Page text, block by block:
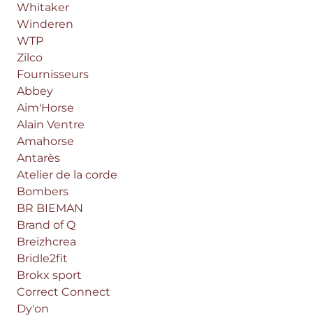
Whitaker
Winderen
WTP
Zilco
Fournisseurs
Abbey
Aim'Horse
Alain Ventre
Amahorse
Antarès
Atelier de la corde
Bombers
BR BIEMAN
Brand of Q
Breizhcrea
Bridle2fit
Brokx sport
Correct Connect
Dy'on